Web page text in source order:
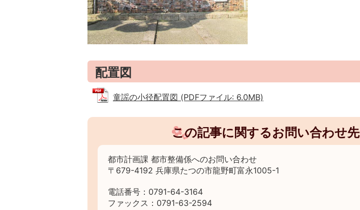
配置図
童謡の小径配置図 (PDFファイル: 6.0MB)
この記事に関するお問い合わせ先
都市計画課 都市整備係へのお問い合わせ
〒679-4192 兵庫県たつの市龍野町富永1005-1
電話番号：0791-64-3164
ファックス：0791-63-2594